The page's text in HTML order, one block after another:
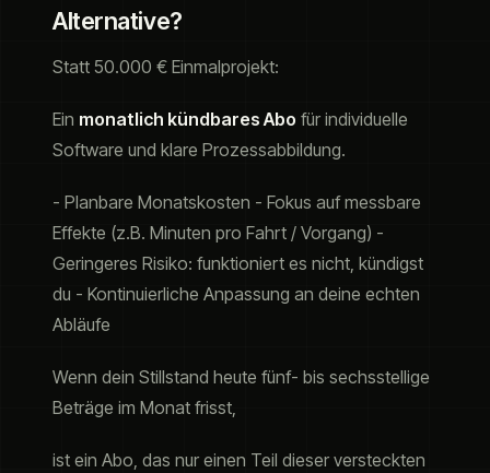
Alternative?
Statt 50.000 € Einmalprojekt:
Ein monatlich kündbares Abo für individuelle
Software und klare Prozessabbildung.
- Planbare Monatskosten - Fokus auf messbare
Effekte (z.B. Minuten pro Fahrt / Vorgang) -
Geringeres Risiko: funktioniert es nicht, kündigst
du - Kontinuierliche Anpassung an deine echten
Abläufe
Wenn dein Stillstand heute fünf- bis sechsstellige
Beträge im Monat frisst,
ist ein Abo, das nur einen Teil dieser versteckten